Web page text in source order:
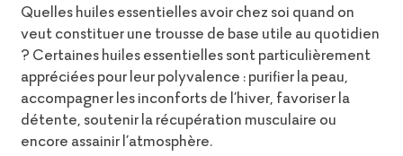
Quelles huiles essentielles avoir chez soi quand on
veut constituer une trousse de base utile au quotidien
? Certaines huiles essentielles sont particulièrement
appréciées pour leur polyvalence : purifier la peau,
accompagner les inconforts de l’hiver, favoriser la
détente, soutenir la récupération musculaire ou
encore assainir l’atmosphère.